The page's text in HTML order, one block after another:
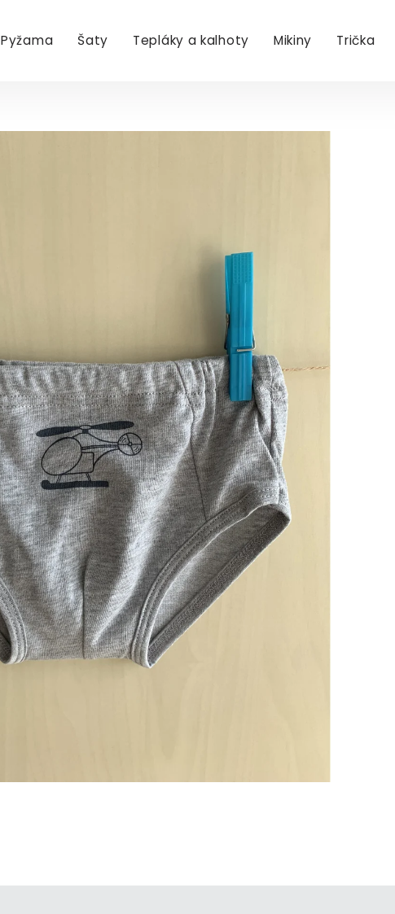
Pyžama Šaty Tepláky a kalhoty Mikiny Trička